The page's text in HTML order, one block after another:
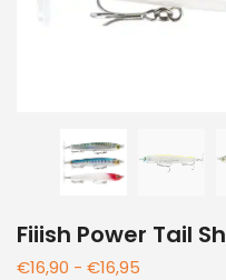
Fiiish Power Tail
€16,90 - €16,95